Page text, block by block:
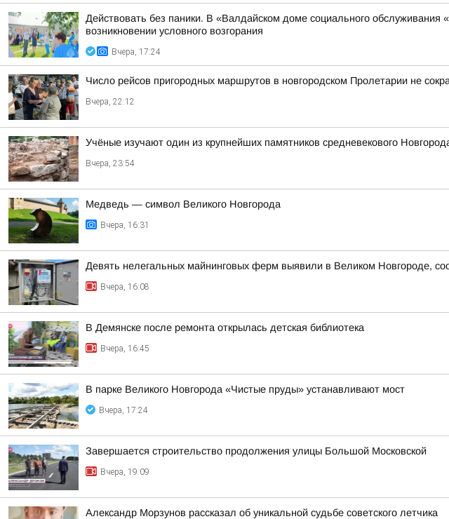
Действовать без паники. В «Валдайском доме социального
возникновении условного возгорания
Вчера, 17:24
Число рейсов пригородных маршрутов в новгородском Пролетарии не
Вчера, 22:12
Учёные изучают один из крупнейших памятников средневекового
Вчера, 23:54
Медведь — символ Великого Новгорода
Вчера, 16:31
Девять нелегальных майнинговых ферм выявили в Великом Новгороде,
Вчера, 16:08
В Демянске после ремонта открылась детская библиотека
Вчера, 16:45
В парке Великого Новгорода «Чистые пруды» устанавливают мост
Вчера, 17:24
Завершается строительство продолжения улицы Большой Московской
Вчера, 19:09
Александр Морзунов рассказал об уникальной судьбе советского летчика